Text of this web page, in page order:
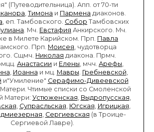
(Путеводительница). Апп. от 70-ти
, Тимона и Пармена диаконов.
, еп. Тамбовского. Собор Тамбовских
. Мч. Евстафия Анкирского. Мч.
в Милете Карийском. Прп. Павла
Прп. Моисея, чудотворца
Сщмч. Николая диакона. Прмч.
Анастасии и Елены, мчч. Арефы,
, Иоанна и мц. Мавры. Гребневской,
и"Умиление" Серафимо-Дивеевской
Чтимые списки со Смоленской
Матери: Устюженская, Выдропусская,
, Супрасльская, Югская, Игрицкая,
, Сергиевская (в Троице-
Сергиевой Лавре).